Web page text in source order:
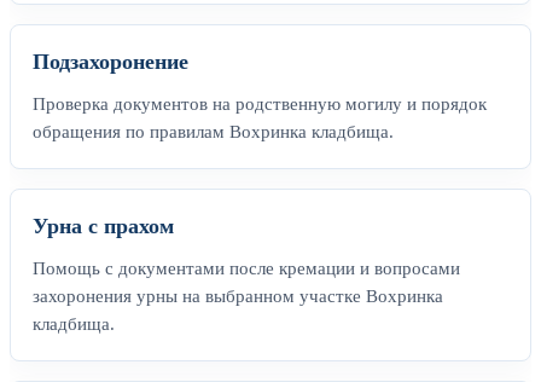
Подзахоронение
Проверка документов на родственную могилу и порядок
обращения по правилам Вохринка кладбища.
Урна с прахом
Помощь с документами после кремации и вопросами
захоронения урны на выбранном участке Вохринка
кладбища.